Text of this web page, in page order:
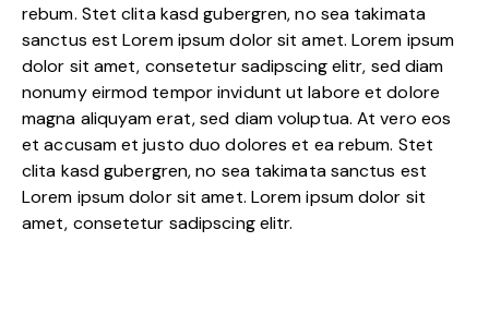
rebum. Stet clita kasd gubergren, no sea takimata
sanctus est Lorem ipsum dolor sit amet. Lorem ipsum
dolor sit amet, consetetur sadipscing elitr, sed diam
nonumy eirmod tempor invidunt ut labore et dolore
magna aliquyam erat, sed diam voluptua. At vero eos
et accusam et justo duo dolores et ea rebum. Stet
clita kasd gubergren, no sea takimata sanctus est
Lorem ipsum dolor sit amet. Lorem ipsum dolor sit
amet, consetetur sadipscing elitr.